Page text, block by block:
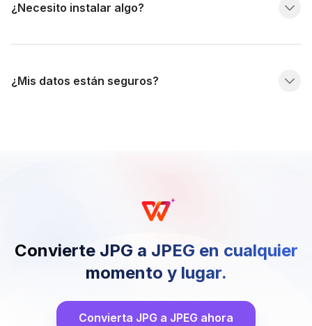
¿Necesito instalar algo?
¿Mis datos están seguros?
Convierte JPG a JPEG en cualquier
momento y lugar.
Convierta JPG a JPEG ahora